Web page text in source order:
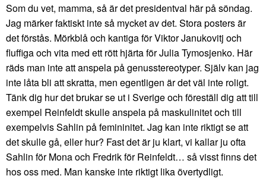
Som du vet, mamma, så är det presidentval här på söndag.
Jag märker faktiskt inte så mycket av det. Stora posters är
det förstås. Mörkblå och kantiga för Viktor Janukovitj och
fluffiga och vita med ett rött hjärta för Julia Tymosjenko. Här
räds man inte att anspela på genusstereotyper. Själv kan jag
inte låta bli att skratta, men egentligen är det väl inte roligt.
Tänk dig hur det brukar se ut i Sverige och föreställ dig att till
exempel Reinfeldt skulle anspela på maskulinitet och till
exempelvis Sahlin på femininitet. Jag kan inte riktigt se att
det skulle gå, eller hur? Fast det är ju klart, vi kallar ju ofta
Sahlin för Mona och Fredrik för Reinfeldt… så visst finns det
hos oss med. Man kanske inte riktigt lika övertydligt.